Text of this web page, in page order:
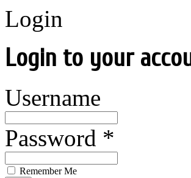
Login
Login to your
Username
Password *
Remember Me